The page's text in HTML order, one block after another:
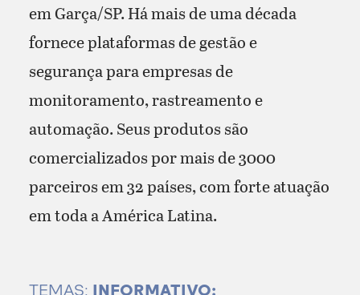
em Garça/SP. Há mais de uma década
fornece plataformas de gestão e
segurança para empresas de
monitoramento, rastreamento e
automação. Seus produtos são
comercializados por mais de 3000
parceiros em 32 países, com forte atuação
em toda a América Latina.
TEMAS: INFORMATIVO;